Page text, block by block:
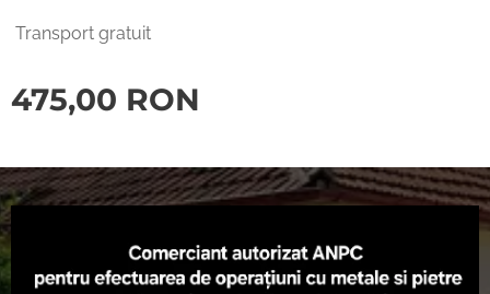
Transport gratuit
475,00 RON